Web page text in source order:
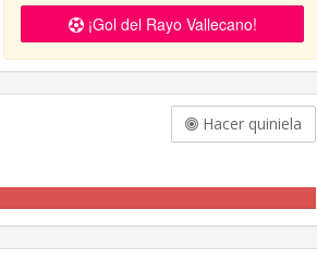
¡Gol del Rayo Vallecano!
Hacer quiniela